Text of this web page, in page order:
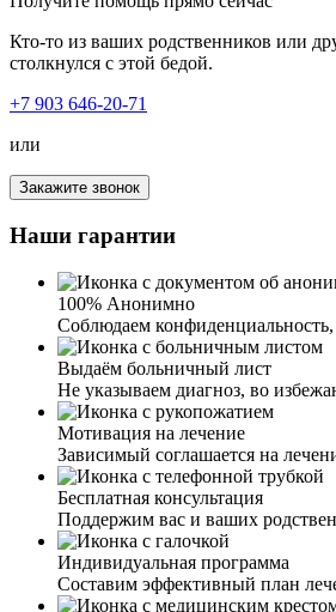
Кто-то из ваших родственников или
столкнулся с этой бедой.
+7 903 646-20-71
или
Закажите звонок
Наши гарантии
100% Анонимно
Соблюдаем
Выдаём больничный лист
Не указываем диагноз, во
Мотивация на лечение
Зависимый соглашается на
Бесплатная консультация
Поддержим вас и ваших
Индивидуальная программа
Составим эффективный план